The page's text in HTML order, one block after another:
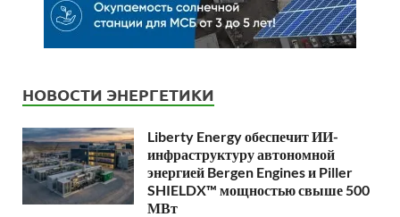
НОВОСТИ ЭНЕРГЕТИКИ
Liberty Energy обеспечит ИИ-
инфраструктуру автономной
энергией Bergen Engines и Piller
SHIELDX™ мощностью свыше 500
МВт